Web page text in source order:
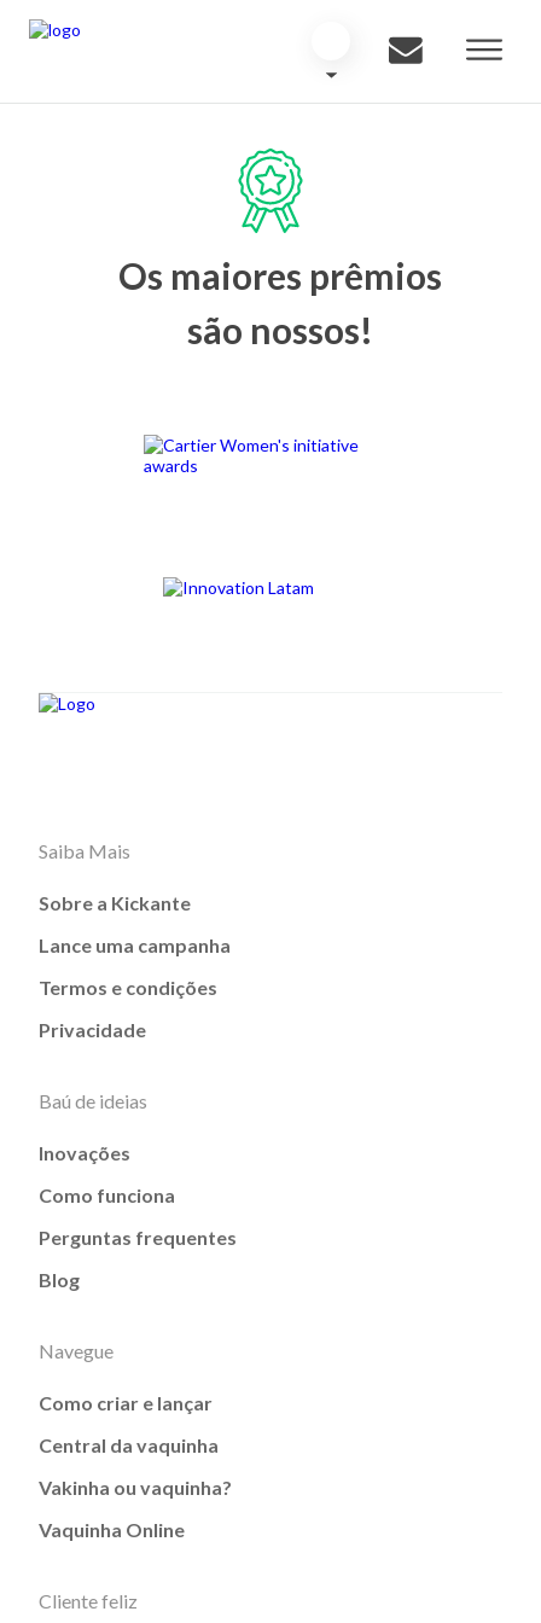
Os maiores prêmios
são nossos!
Saiba Mais
Sobre a Kickante
Lance uma campanha
Termos e condições
Privacidade
Baú de ideias
Inovações
Como funciona
Perguntas frequentes
Blog
Navegue
Como criar e lançar
Central da vaquinha
Vakinha ou vaquinha?
Vaquinha Online
Cliente feliz